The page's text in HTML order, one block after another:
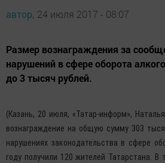
автор, 24 июля 2017 - 08:07
Размер вознаграждения за
нарушений в сфере оборота
до 3 тысяч рублей.
(Казань, 20 июля, «Татар-информ»,
вознаграждение на общую сумму 303
нарушениях законодательства в сфере
году получили 120 жителей Татарстана.